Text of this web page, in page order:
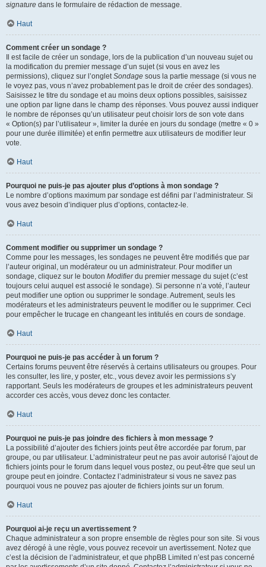
signature dans le formulaire de rédaction de message.
Haut
Comment créer un sondage ?
Il est facile de créer un sondage, lors de la publication d’un nouveau sujet ou
la modification du premier message d’un sujet (si vous en avez les
permissions), cliquez sur l’ongletSondage sous la partie message (si vous ne
le voyez pas, vous n’avez probablement pas le droit de créer des sondages).
Saisissez le titre du sondage et au moins deux options possibles, saisissez
une option par ligne dans le champ des réponses. Vous pouvez aussi indiquer
le nombre de réponses qu’un utilisateur peut choisir lors de son vote dans
« Option(s) par l’utilisateur », limiter la durée en jours du sondage (mettre « 0 »
pour une durée illimitée) et enfin permettre aux utilisateurs de modifier leur
vote.
Haut
Pourquoi ne puis-je pas ajouter plus d’options à mon sondage ?
Le nombre d’options maximum par sondage est défini par l’administrateur. Si
vous avez besoin d’indiquer plus d’options, contactez-le.
Haut
Comment modifier ou supprimer un sondage ?
Comme pour les messages, les sondages ne peuvent être modifiés que par
l’auteur original, un modérateur ou un administrateur. Pour modifier un
sondage, cliquez sur le bouton Modifierdu premier message du sujet (c’est
toujours celui auquel est associé le sondage). Si personne n’a voté, l’auteur
peut modifier une option ou supprimer le sondage. Autrement, seuls les
modérateurs et les administrateurs peuvent le modifier ou le supprimer. Ceci
pour empêcher le trucage en changeant les intitulés en cours de sondage.
Haut
Pourquoi ne puis-je pas accéder à un forum ?
Certains forums peuvent être réservés à certains utilisateurs ou groupes. Pour
les consulter, les lire, y poster, etc., vous devez avoir les permissions s’y
rapportant. Seuls les modérateurs de groupes et les administrateurs peuvent
accorder ces accès, vous devez donc les contacter.
Haut
Pourquoi ne puis-je pas joindre des fichiers à mon message ?
La possibilité d’ajouter des fichiers joints peut être accordée par forum, par
groupe, ou par utilisateur. L’administrateur peut ne pas avoir autorisé l’ajout de
fichiers joints pour le forum dans lequel vous postez, ou peut-être que seul un
groupe peut en joindre. Contactez l’administrateur si vous ne savez pas
pourquoi vous ne pouvez pas ajouter de fichiers joints sur un forum.
Haut
Pourquoi ai-je reçu un avertissement ?
Chaque administrateur a son propre ensemble de règles pour son site. Si vous
avez dérogé à une règle, vous pouvez recevoir un avertissement. Notez que
c’est la décision de l’administrateur, et que phpBB Limited n’est pas concerné